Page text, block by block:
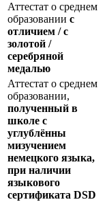
Аттестат о среднем
образовании с
отличием / с
золотой /
серебряной
медалью
Аттестат о среднем
образовании,
полученный в
школе с
углублённы
мизучением
немецкого языка,
при наличии
языкового
сертификата DSD